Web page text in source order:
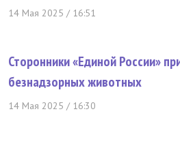
14 Мая 2025 / 16:51
Сторонники «Единой России»
безнадзорных животных
14 Мая 2025 / 16:30